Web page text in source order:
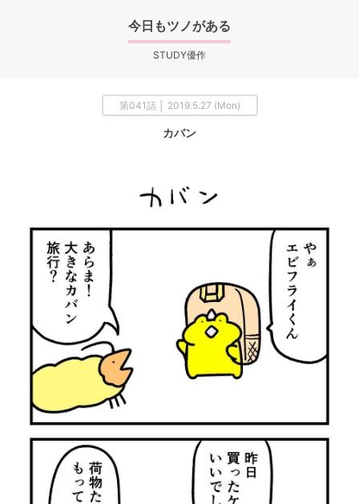
今日もツノがある
STUDY優作
第041話 │ 2019.5.27 (Mon)
カバン